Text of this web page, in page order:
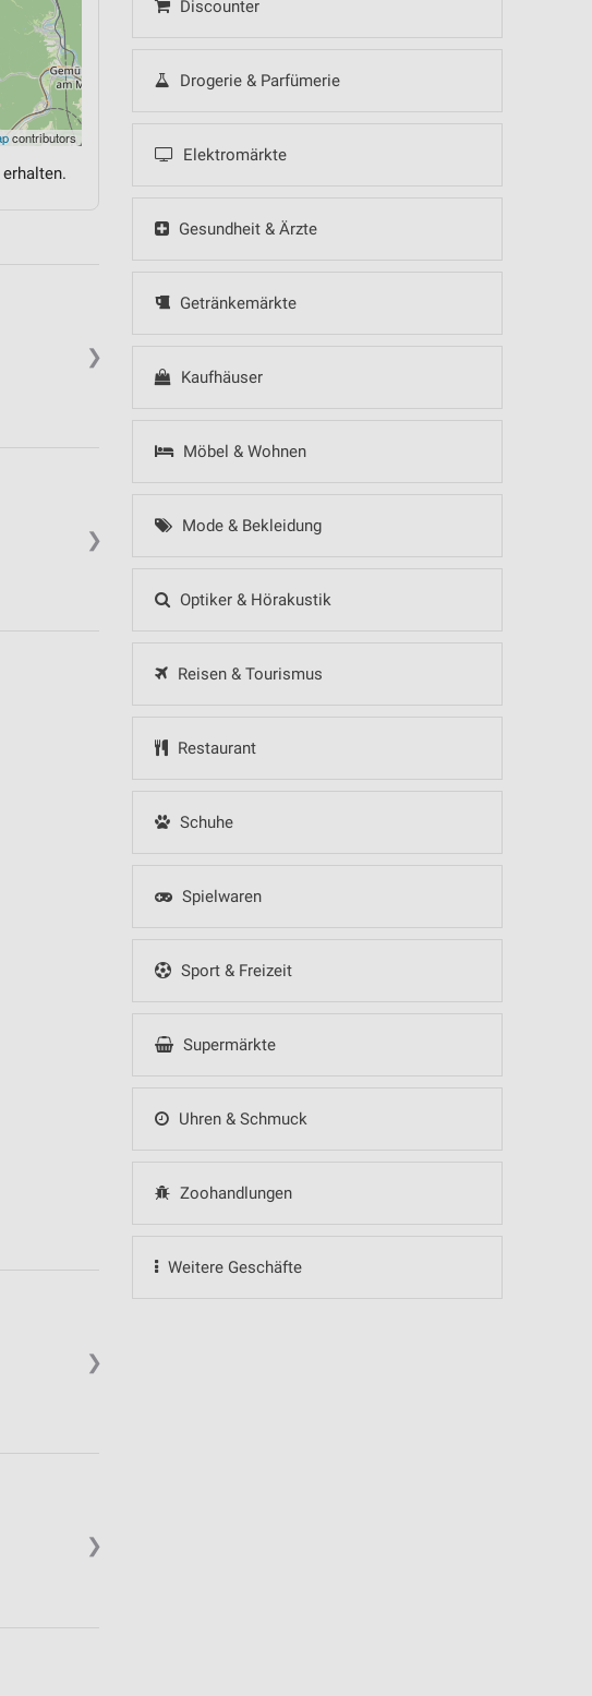
Discounter
Drogerie & Parfümerie
Elektromärkte
Gesundheit & Ärzte
Getränkemärkte
Kaufhäuser
Möbel & Wohnen
Mode & Bekleidung
Optiker & Hörakustik
Reisen & Tourismus
Restaurant
Schuhe
Spielwaren
Sport & Freizeit
Supermärkte
Uhren & Schmuck
Zoohandlungen
Weitere Geschäfte
contributors
❯
❯
❯
❯